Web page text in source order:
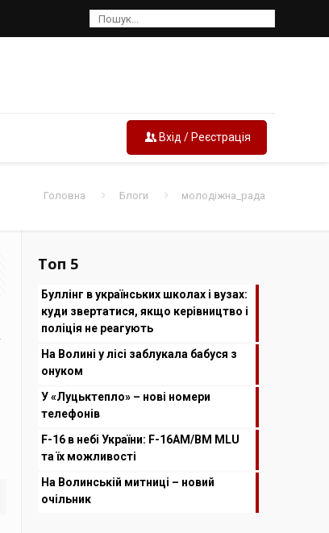
Вхід / Реєстрація
Головна Блоги молодіжна_рада
Топ 5
Буллінг в українських школах і вузах:
куди звертатися, якщо керівництво і
поліція не реагують
На Волині у лісі заблукала бабуся з
онуком
У «Луцьктепло» – нові номери
телефонів
F-16 в небі України: F-16AM/BM MLU
та їх можливості
На Волинській митниці – новий
очільник